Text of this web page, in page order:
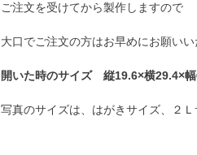
ご注文を受けてから製作しますので
大口でご注文の方はお早めにお願いい
開いた時のサイズ 縦19.6×横29.4×
写真のサイズは、はがきサイズ、２